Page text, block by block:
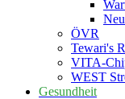
ÖVR
Tewari's
VITA-
WEST
Gesundheit